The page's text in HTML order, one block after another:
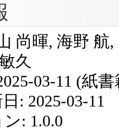
尚暉, 海野 航
久
03-11 (紙書
: 2025-03-11
: 1.0.0